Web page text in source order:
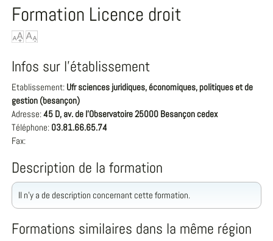
Formation Licence droit
Infos sur l'établissement
Etablissement: Ufr sciences juridiques, économiques, politiques et de
gestion (besançon)
Adresse:45 D, av. de l'Observatoire 25000 Besançon cedex
Téléphone: 03.81.66.65.74
Fax:
Description de la formation
Il n'y a de description concernant cette formation.
Formations similaires dans la même région